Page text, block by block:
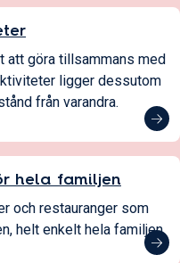
att göra tillsammans med
ligger dessutom
från varandra.
hela familjen
och restauranger som
helt enkelt hela familjen.